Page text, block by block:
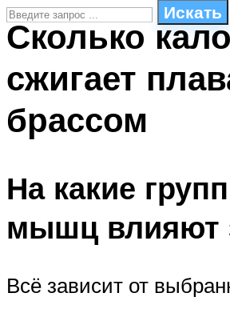
Искать
ПЛАВАНЬЕ ДЛЯ ДЕТЕЙ
БАССЕЙН ДЛЯ ДОМА
МЕНЮ
Сколько
сжигает
брассом
На какие
мышц влияют
Всё зависит от